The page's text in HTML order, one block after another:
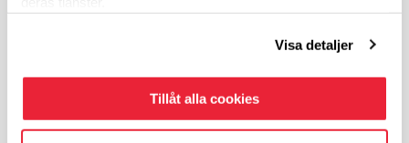
Visa detaljer
Tillåt alla cookies
7 300kronor
kr